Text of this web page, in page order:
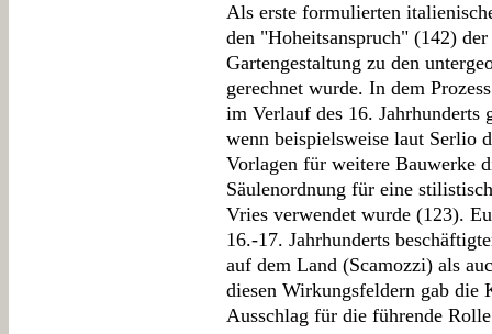
Als erste formulierten
den "Hoheitsanspruch" (142)
Gartengestaltung zu den
gerechnet wurde. In dem
im Verlauf des 16. Jahrhunderts
wenn beispielsweise laut Serlio
Vorlagen für weitere Bauwerke
Säulenordnung für eine
Vries verwendet wurde (123).
16.-17. Jahrhunderts
auf dem Land (Scamozzi) als
diesen Wirkungsfeldern gab die
Ausschlag für die führende